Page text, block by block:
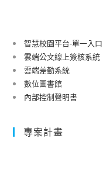
智慧校園平台-單一入口
雲端公文線上簽核系統
雲端差勤系統
數位圖書館
內部控制聲明書
專案計畫